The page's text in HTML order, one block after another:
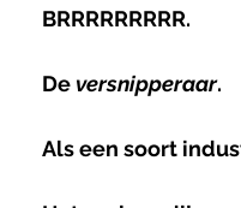
BRRRRRRRRR.
De versnipperaar.
Als een soort